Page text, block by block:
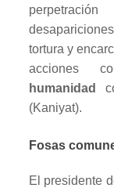
tortura y
acciones
humanidad
(Kaniyat).
Fosas
El presidente